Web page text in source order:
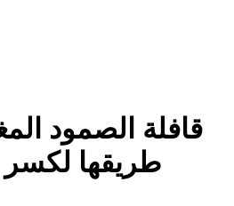
قافلة الصمود
طريقها